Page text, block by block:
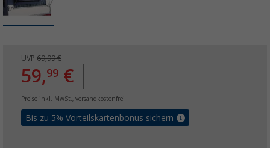
UVP 69,99 €
59,99 €
Preise inkl. MwSt., versandkostenfrei
Bis zu 5% Vorteilskartenbonus sichern